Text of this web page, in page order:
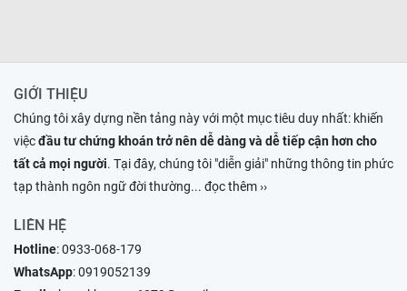
GIỚI THIỆU
Chúng tôi xây dựng nền tảng này với một mục tiêu duy nhất: khiến
việcđầu tư chứng khoán trở nên dễ dàng và dễ tiếp cận hơn cho
tất cả mọi người. Tại đây, chúng tôi "diễn giải" những thông tin phức
tạp thành ngôn ngữ đời thường... đọc thêm ››
LIÊN HỆ
Hotline:0933-068-179
WhatsApp:0919052139